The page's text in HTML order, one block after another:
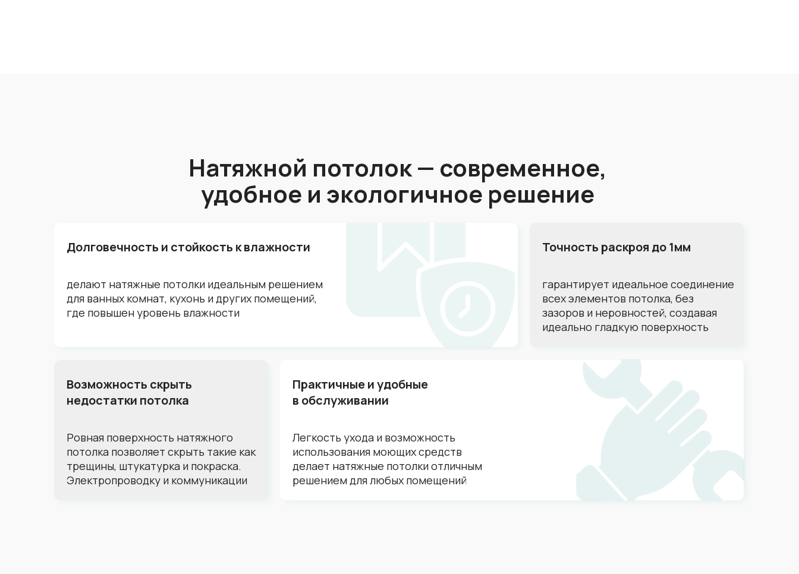
Натяжной потолок — современное,
удобное и экологичное решение
Долговечность и стойкость к влажности
делают натяжные потолки идеальным решением
для ванных комнат, кухонь и других помещений,
где повышен уровень влажности
Точность раскроя до 1мм
гарантирует идеальное соединение
всех элементов потолка, без
зазоров и неровностей, создавая
идеально гладкую поверхность
Возможность скрыть
недостатки потолка
Ровная поверхность натяжного
потолка позволяет скрыть такие как
трещины, штукатурка и покраска.
Электропроводку и коммуникации
Практичные и удобные
в обслуживании
Легкость ухода и возможность
использования моющих средств
делает натяжные потолки отличным
решением для любых помещений